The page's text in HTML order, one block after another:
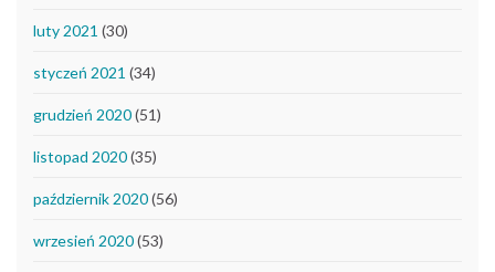
luty 2021 (30)
styczeń 2021 (34)
grudzień 2020(51)
listopad 2020(35)
październik 2020(56)
wrzesień 2020(53)